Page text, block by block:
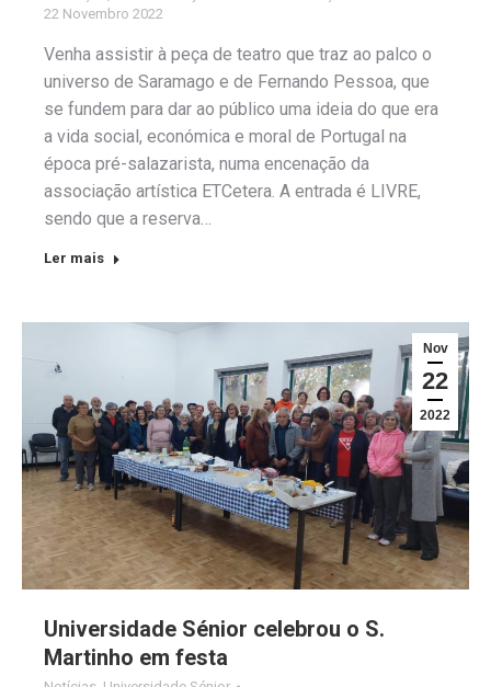
22 Novembro 2022
Venha assistir à peça de teatro que traz ao palco o
universo de Saramago e de Fernando Pessoa, que
se fundem para dar ao público uma ideia do que era
a vida social, económica e moral de Portugal na
época pré-salazarista, numa encenação da
associação artística ETCetera. A entrada é LIVRE,
sendo que a reserva…
Ler mais
Nov
22
2022
Universidade Sénior celebrou o S.
Martinho em festa